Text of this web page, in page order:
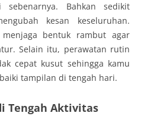
Bahkan sedikit
kesan keseluruhan.
bentuk rambut agar
Selain itu, perawatan rutin
cepat kusut sehingga kamu
tampilan di tengah hari.
Tengah Aktivitas